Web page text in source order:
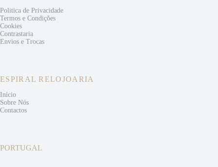
Politica de Privacidade
Termos e Condições
Cookies
Contrastaria
Envios e Trocas
ESPIRAL RELOJOARIA
Início
Sobre Nós
Contactos
PORTUGAL